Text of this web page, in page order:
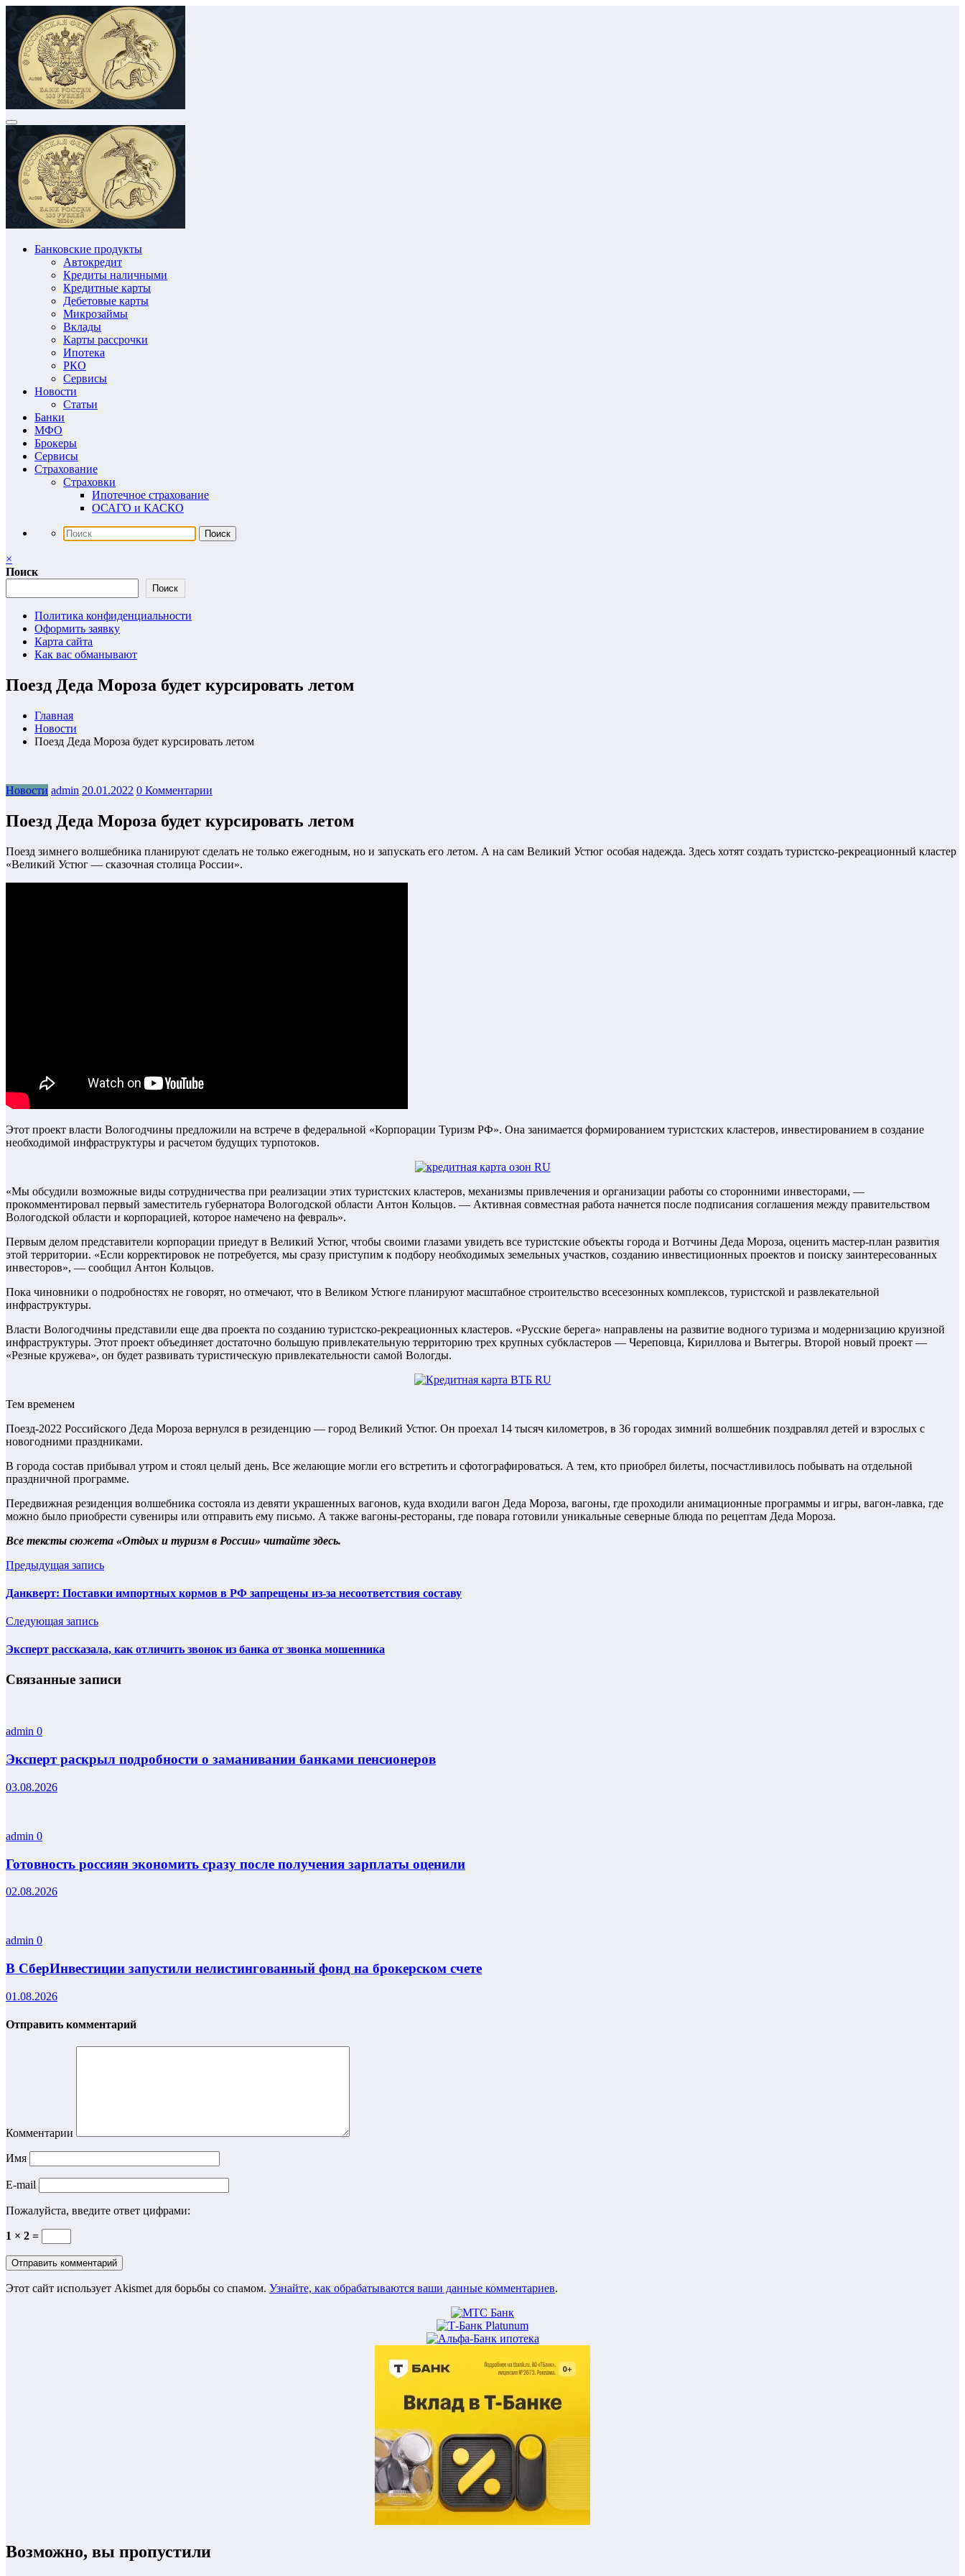
содержимому
Банковские продукты
Автокредит
Кредиты наличными
Кредитные карты
Дебетовые карты
Микрозаймы
Вклады
Карты рассрочки
Ипотека
РКО
Сервисы
Новости
Статьи
Банки
МФО
Брокеры
Сервисы
Страхование
Страховки
Ипотечное страхование
ОСАГО и КАСКО
×
Поиск
Поиск
Политика конфиденциальности
Оформить заявку
Карта сайта
Как вас обманывают
Поезд Деда Мороза будет курсировать летом
Главная
Новости
Поезд Деда Мороза будет курсировать летом
Новости admin 20.01.2022 0 Комментарии
Поезд Деда Мороза будет курсировать летом
Поезд зимнего волшебника планируют сделать не только ежегодным, но и запускать его летом. А на сам Великий Устюг особая надежда. Здесь хотят создать туристско-рекреационный кластер
«Великий Устюг — сказочная столица России».
Этот проект власти Вологодчины предложили на встрече в федеральной «Корпорации Туризм РФ». Она занимается формированием туристских кластеров, инвестированием в создание
необходимой инфраструктуры и расчетом будущих турпотоков.
«Мы обсудили возможные виды сотрудничества при реализации этих туристских кластеров, механизмы привлечения и организации работы со сторонними инвесторами, —
прокомментировал первый заместитель губернатора Вологодской области Антон Кольцов. — Активная совместная работа начнется после подписания соглашения между правительством
Вологодской области и корпорацией, которое намечено на февраль».
Первым делом представители корпорации приедут в Великий Устюг, чтобы своими глазами увидеть все туристские объекты города и Вотчины Деда Мороза, оценить мастер-план развития
этой территории. «Если корректировок не потребуется, мы сразу приступим к подбору необходимых земельных участков, созданию инвестиционных проектов и поиску заинтересованных
инвесторов», — сообщил Антон Кольцов.
Пока чиновники о подробностях не говорят, но отмечают, что в Великом Устюге планируют масштабное строительство всесезонных комплексов, туристской и развлекательной
инфраструктуры.
Власти Вологодчины представили еще два проекта по созданию туристско-рекреационных кластеров. «Русские берега» направлены на развитие водного туризма и модернизацию круизной
инфраструктуры. Этот проект объединяет достаточно большую привлекательную территорию трех крупных субкластеров — Череповца, Кириллова и Вытегры. Второй новый проект —
«Резные кружева», он будет развивать туристическую привлекательности самой Вологды.
Тем временем
Поезд-2022 Российского Деда Мороза вернулся в резиденцию — город Великий Устюг. Он проехал 14 тысяч километров, в 36 городах зимний волшебник поздравлял детей и взрослых с
новогодними праздниками.
В города состав прибывал утром и стоял целый день. Все желающие могли его встретить и сфотографироваться. А тем, кто приобрел билеты, посчастливилось побывать на отдельной
праздничной программе.
Передвижная резиденция волшебника состояла из девяти украшенных вагонов, куда входили вагон Деда Мороза, вагоны, где проходили анимационные программы и игры, вагон-лавка, где
можно было приобрести сувениры или отправить ему письмо. А также вагоны-рестораны, где повара готовили уникальные северные блюда по рецептам Деда Мороза.
Все тексты сюжета «Отдых и туризм в России» читайте здесь.
Предыдущая запись
Данкверт: Поставки импортных кормов в РФ запрещены из-за несоответствия составу
Следующая запись
Эксперт рассказала, как отличить звонок из банка от звонка мошенника
Связанные записи
admin 0
Эксперт раскрыл подробности о заманивании банками пенсионеров
03.08.2026
admin 0
Готовность россиян экономить сразу после получения зарплаты оценили
02.08.2026
admin 0
В СберИнвестиции запустили нелистингованный фонд на брокерском счете
01.08.2026
Отправить комментарий
Комментарии
Имя
E-mail
Пожалуйста, введите ответ цифрами:
1 × 2 =
Этот сайт использует Akismet для борьбы со спамом. Узнайте, как обрабатываются ваши данные комментариев.
Возможно, вы пропустили